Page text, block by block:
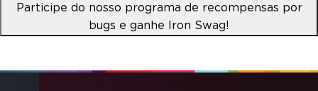
Participe do nosso programa de recompensas por
bugs e ganhe Iron Swag!